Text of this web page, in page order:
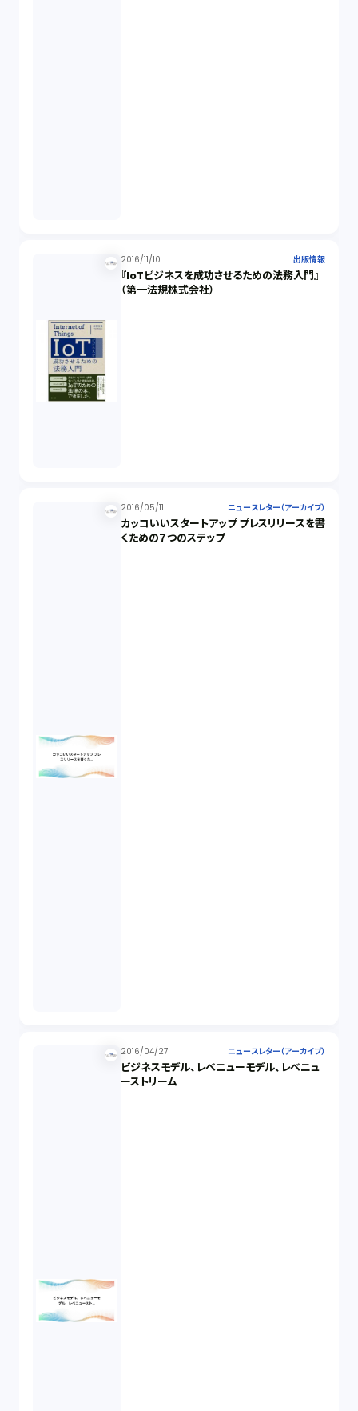
2016/11/10 出版情報
『IoTビジネスを成功させるための法務入門』
（第一法規株式会社）
2016/05/11 ニュースレター（アーカイブ）
カッコいいスタートアップ プレスリリースを書
くための７つのステップ
2016/04/27 ニュースレター（アーカイブ）
ビジネスモデル、レベニューモデル、レベニュ
ーストリーム